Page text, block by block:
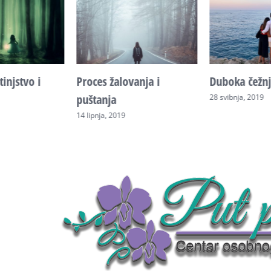
i
Proces žalovanja i
puštanja
14 lipnja, 2019
Duboka
28 svibnja, 2019